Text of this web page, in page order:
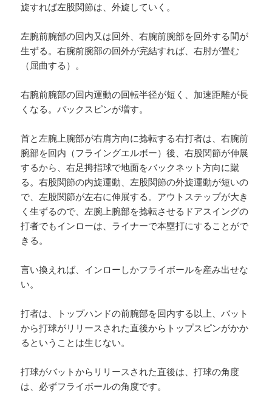
旋すれば左股関節は、外旋していく。
左腕前腕部の回内又は回外、右腕前腕部を回外する間が
生ずる。右腕前腕部の回外が完結すれば、右肘が畳む
（屈曲する）。
右腕前腕部の回内運動の回転半径が短く、加速距離が長
くなる。バックスピンが増す。
首と左腕上腕部が右肩方向に捻転する右打者は、右腕前
腕部を回内（フライングエルボー）後、右股関節が伸展
するから、右足拇指球で地面をバックネット方向に蹴
る。右股関節の内旋運動、左股関節の外旋運動が短いの
で、左股関節が左右に伸展する。アウトステップが大き
く生ずるので、左腕上腕部を捻転させるドアスイングの
打者でもインローは、ライナーで本塁打にすることがで
きる。
言い換えれば、インローしかフライボールを産み出せな
い。
打者は、トップハンドの前腕部を回内する以上、バット
から打球がリリースされた直後からトップスピンがかか
るということは生じない。
打球がバットからリリースされた直後は、打球の角度
は、必ずフライボールの角度です。